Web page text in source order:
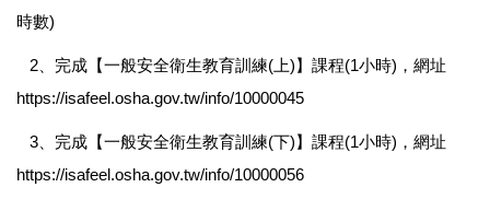
時數)
2、完成【一般安全衛生教育訓練(上)】課程(1小時)，網址
https://isafeel.osha.gov.tw/info/10000045
3、完成【一般安全衛生教育訓練(下)】課程(1小時)，網址
https://isafeel.osha.gov.tw/info/10000056